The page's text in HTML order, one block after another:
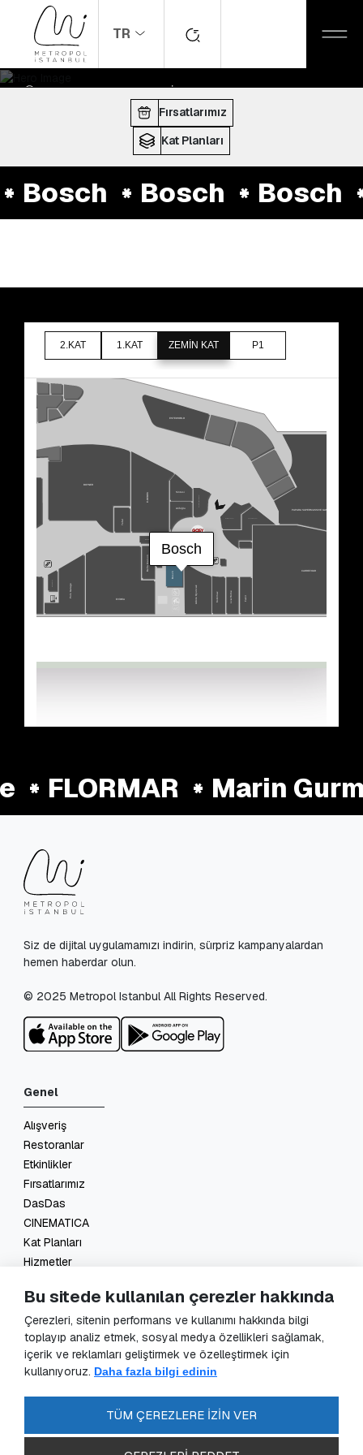
TR
ANASAYFA MAĞAZALAR
Bosch
ÇALIŞMA SAATLERI:10:00 - 22:00
Fırsatlarımız
Kat Planları
Bosch Bosch Bosch
FLORMAR Marin
Siz de dijital uygulamamızı indirin, sürpriz kampanyalardan
hemen haberdar olun.
© 2025 Metropol Istanbul All Rights Reserved.
Genel
Alışveriş
Restoranlar
Etkinlikler
Fırsatlarımız
DasDas
CINEMATICA
Kat Planları
Hizmetler
KVKK Başvuru
KVKK Aydınlatma Metni
Veri Sorumlusu Başvuru Formu
Güvenlik Kameraları Aydınlatma Metni
SSS
Bu sitede kullanılan çerezler hakkında
Çerezleri, sitenin performans ve kullanımı hakkında bilgi
toplayıp analiz etmek, sosyal medya özellikleri sağlamak,
içerik ve reklamları geliştirmek ve özelleştirmek için
kullanıyoruz. Daha fazla bilgi edinin
TÜM ÇEREZLERE İZİN VER